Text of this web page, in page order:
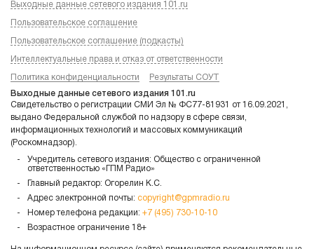
Выходные данные сетевого издания 101.ru
Пользовательское соглашение
Пользовательское соглашение (подкасты)
Интеллектуальные права и отказ от ответственности
Политика конфиденциальности Результаты СОУТ
Выходные данные сетевого издания 101.ru
Свидетельство о регистрации СМИ Эл № ФС77-81931 от 16.09.2021,
выдано Федеральной службой по надзору в сфере связи,
информационных технологий и массовых коммуникаций
(Роскомнадзор).
Учредитель сетевого издания: Общество с ограниченной
ответственностью «ГПМ Радио»
Главный редактор: Огорелин К.С.
Адрес электронной почты: copyright@gpmradio.ru
Номер телефона редакции: +7 (495) 730-10-10
Возрастное ограничение 18+